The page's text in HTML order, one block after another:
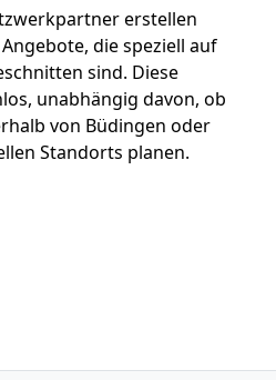
erstellen
die speziell auf
sind. Diese
unabhängig davon, ob
von Büdingen oder
Standorts planen.